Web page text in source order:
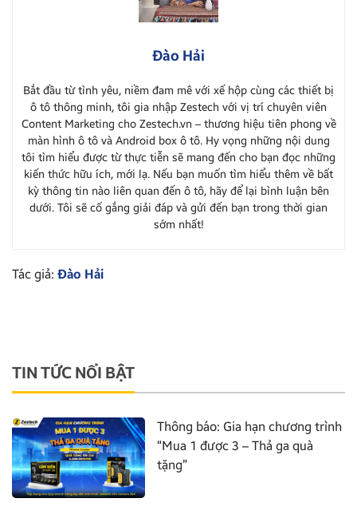
Đào Hải
Bắt đầu từ tình yêu, niềm đam mê với xế hộp cùng các thiết bị
ô tô thông minh, tôi gia nhập Zestech với vị trí chuyên viên
Content Marketing cho Zestech.vn – thương hiệu tiên phong về
màn hình ô tô và Android box ô tô. Hy vọng những nội dung
tôi tìm hiểu được từ thực tiễn sẽ mang đến cho bạn đọc những
kiến thức hữu ích, mới lạ. Nếu bạn muốn tìm hiểu thêm về bất
kỳ thông tin nào liên quan đến ô tô, hãy để lại bình luận bên
dưới. Tôi sẽ cố gắng giải đáp và gửi đến bạn trong thời gian
sớm nhất!
Tác giả: Đào Hải
TIN TỨC NỔI BẬT
Thông báo: Gia hạn chương trình
“Mua 1 được 3 – Thả ga quà
tặng”